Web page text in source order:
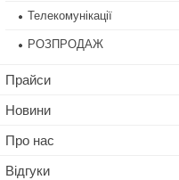
Телекомунікації
РОЗПРОДАЖ
Прайси
Новини
Про нас
Відгуки